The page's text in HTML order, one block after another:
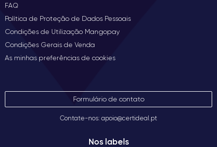
FAQ
Política de Proteção de Dados Pessoais
Condições de Utilização Mangopay
Condições Gerais de Venda
As minhas preferências de cookies
Formulário de contato
Contate-nos: apoio@certideal.pt
Nos labels